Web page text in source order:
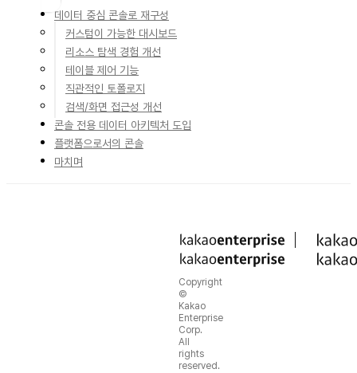
데이터 중심 콘솔로 재구성
커스텀이 가능한 대시보드
리소스 탐색 경험 개선
테이블 제어 기능
직관적인 토폴로지
검색/화면 접근성 개선
콘솔 전용 데이터 아키텍처 도입
플랫폼으로서의 콘솔
마치며
Copyright
©
Kakao
Enterprise
Corp.
All
rights
reserved.